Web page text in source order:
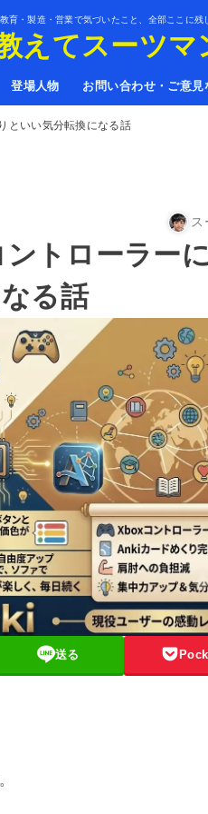
教育・製造・営業で気づいたこと、全部ここに残
えてスーツマ
登場人物 お問い合わせ・ご意見
といい気分転換になる話
ス
トローラー
る話
送る